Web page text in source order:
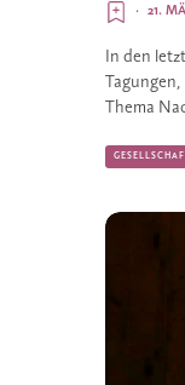
21.
·
In den
Thema
GESELLSCHAFT